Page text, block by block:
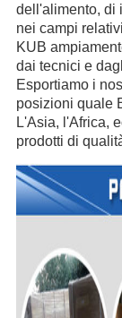
dell'alimento, di
nei campi
KUB
dai tecnici e
Esportiamo i
posizioni quale
L'Asia, l'Africa,
prodotti di